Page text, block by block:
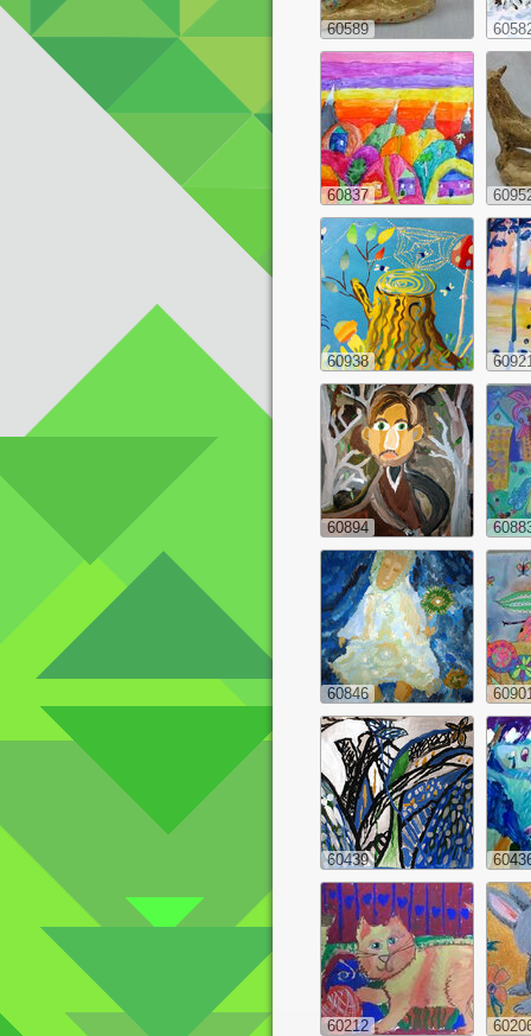
60589
60837
60938
60894
60846
60439
60212